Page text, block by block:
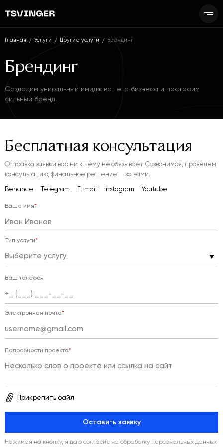
Главная Услуги Другие услуги Брендинг
Брендинг
Создадим уникальный имидж вашего бизнеса и построим
сильный бренд.
Бесплатная консультация
Отправка заявки вас ни к чему не обязывает. Созвонимся, проведём
консультацию, финальное решение — за вами.
Behance
Telegram E-mail Instagram Youtube
Ваше имя*
Тип услуги*
Выберите услугу
Ваш телефон
Электронная почта*
Подробности проекта*
Прикрепить файл
Оставить заявку
Нажимая на кнопку, я даю согласие на обработку персональных данных